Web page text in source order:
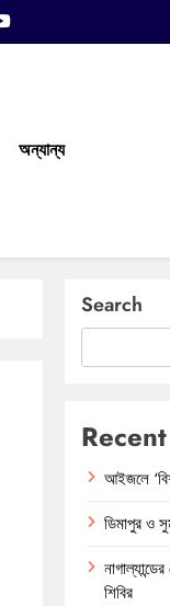
অন্যান্য
Search
আইজলে
ডিমাপুর ও
শিবির